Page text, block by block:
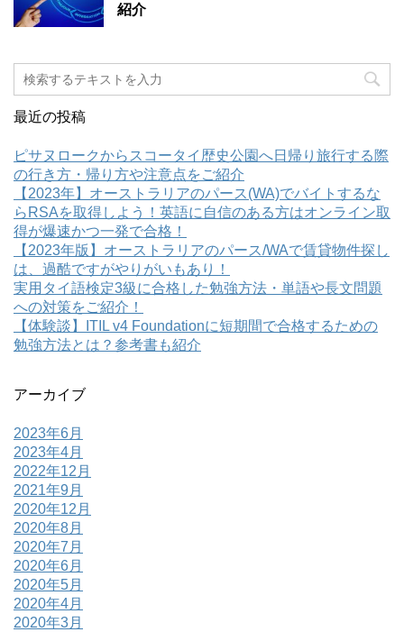
紹介
最近の投稿
ピサヌロークからスコータイ歴史公園へ日帰り旅行する際
の行き方・帰り方や注意点をご紹介
【2023年】オーストラリアのパース(WA)でバイトするな
らRSAを取得しよう！英語に自信のある方はオンライン取
得が爆速かつ一発で合格！
【2023年版】オーストラリアのパース/WAで賃貸物件探し
は、過酷ですがやりがいもあり！
実用タイ語検定3級に合格した勉強方法・単語や長文問題
への対策をご紹介！
【体験談】ITIL v4 Foundationに短期間で合格するための
勉強方法とは？参考書も紹介
アーカイブ
2023年6月
2023年4月
2022年12月
2021年9月
2020年12月
2020年8月
2020年7月
2020年6月
2020年5月
2020年4月
2020年3月